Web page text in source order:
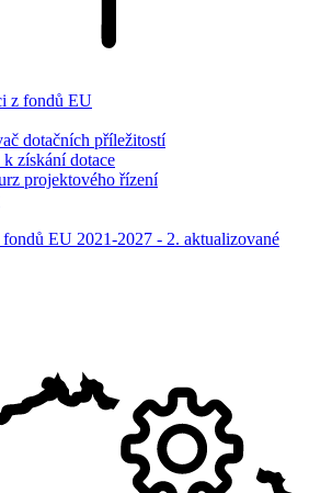
z fondů EU
dotačních příležitostí
získání dotace
projektového řízení
fondů EU 2021-2027 - 2. aktualizované